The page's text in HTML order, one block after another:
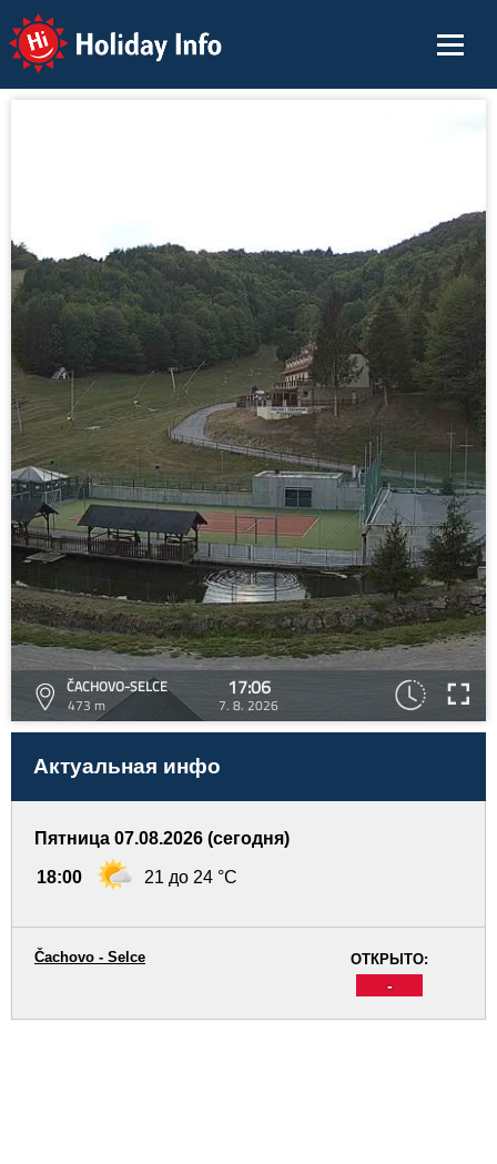
Holiday Info
ČACHOVO-SELCE
473 m
17:06
7. 8. 2026
Актуальная инфо
Пятница 07.08.2026 (сегодня)
18:00 21 до 24 °C
ОТКРЫТО:
-
Čachovo - Selce